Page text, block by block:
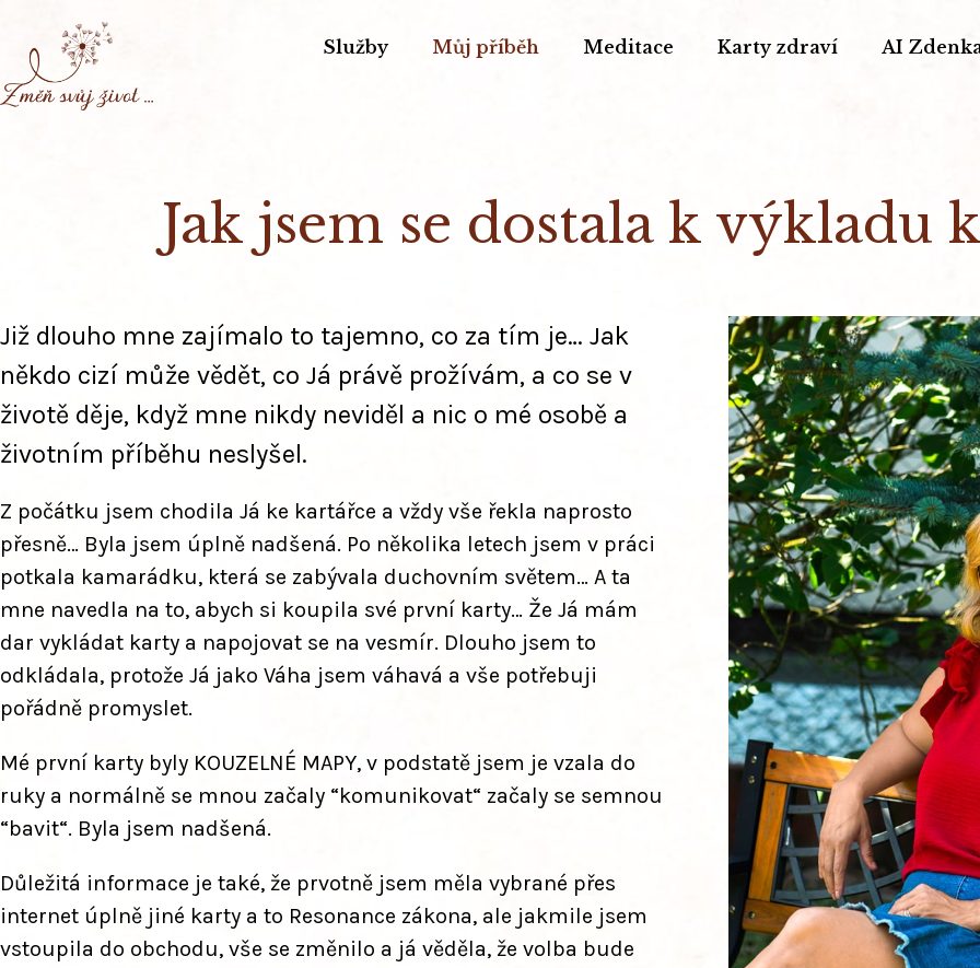
Služby Můj příběh Meditace Karty zdraví AI
Jak jsem se dostala k výkladu
Již dlouho mne zajímalo to tajemno, co za tím je… Jak
někdo cizí může vědět, co Já právě prožívám, a co se v
životě děje, když mne nikdy neviděl a nic o mé osobě a
životním příběhu neslyšel.
Z počátku jsem chodila Já ke kartářce a vždy vše řekla naprosto
přesně… Byla jsem úplně nadšená. Po několika letech jsem v práci
potkala kamarádku, která se zabývala duchovním světem… A ta
mne navedla na to, abych si koupila své první karty… Že Já mám
dar vykládat karty a napojovat se na vesmír. Dlouho jsem to
odkládala, protože Já jako Váha jsem váhavá a vše potřebuji
pořádně promyslet.
Mé první karty byly KOUZELNÉ MAPY, v podstatě jsem je vzala do
ruky a normálně se mnou začaly “komunikovat“ začaly se semnou
“bavit“. Byla jsem nadšená.
Důležitá informace je také, že prvotně jsem měla vybrané přes
internet úplně jiné karty a to Resonance zákona, ale jakmile jsem
vstoupila do obchodu, vše se změnilo a já věděla, že volba bude